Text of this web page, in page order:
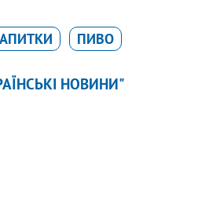
ПИВО
НОВИНИ"